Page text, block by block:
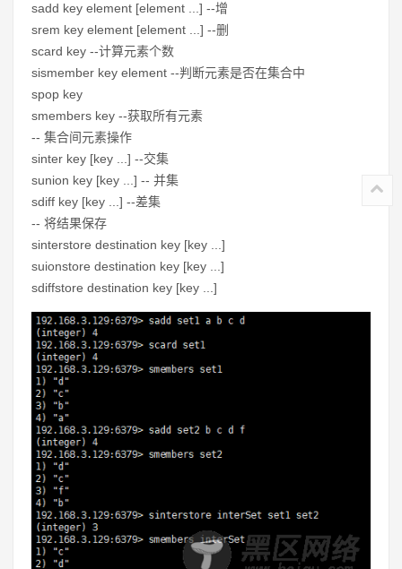
sadd key element [element ...] --增
srem key element [element ...] --删
scard key --计算元素个数
sismember key element --判断元素是否在集合中
spop key
smembers key --获取所有元素
-- 集合间元素操作
sinter key [key ...] --交集
sunion key [key ...] -- 并集
sdiff key [key ...] --差集
-- 将结果保存
sinterstore destination key [key ...]
suionstore destination key [key ...]
sdiffstore destination key [key ...]